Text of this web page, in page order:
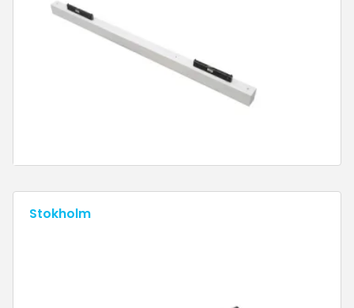
Stokholm